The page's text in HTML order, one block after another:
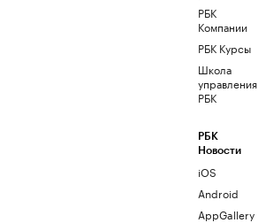
РБК
Компании
РБК Курсы
Школа
управления
РБК
РБК
Новости
iOS
Android
AppGallery